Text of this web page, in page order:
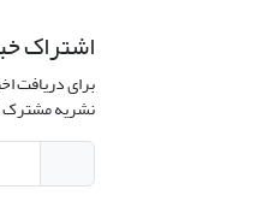
اشتراک
برای دریافت
نشریه